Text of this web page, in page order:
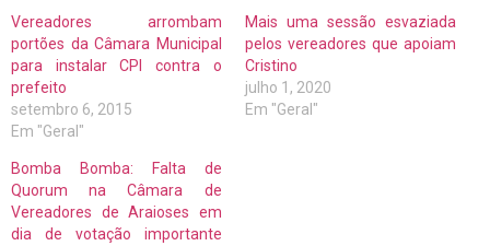
Vereadores arrombam
portões da Câmara Municipal
para instalar CPI contra o
prefeito
setembro 6, 2015
Em "Geral"
Mais uma sessão esvaziada
pelos vereadores que apoiam
Cristino
julho 1, 2020
Em "Geral"
Bomba Bomba: Falta de
Quorum na Câmara de
Vereadores de Araioses em
dia de votação importante